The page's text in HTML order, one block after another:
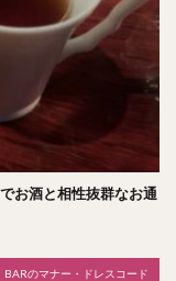
お酒と相性抜群なお通
BARのマナー・ドレスコード